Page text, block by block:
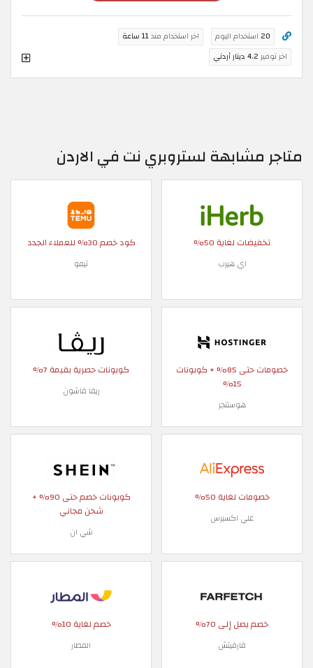
20 استخدام اليوم اخر استخدام منذ11 ساعة
اخر توفير 4.2 دينار أردني
متاجر مشابهة لستروبري نت في الاردن
تخفيضات لغاية 50%
اي هيرب
كود خصم 30% للعملاء الجدد
تيمو
خصومات حتى 85% + كوبونات
15%
هوستنجر
كوبونات حصرية بقيمة 7%
ريفا فاشون
خصومات لغاية 50%
علي اكسبرس
كوبونات خصم حتى 90% +
شحن مجاني
شي ان
خصم يصل إلى 70%
فارفيتش
خصم لغاية 10%
المطار